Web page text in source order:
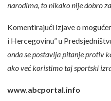
narodima, to nikako nije dobro
Komentirajući izjave o
i Hercegovinu” u
onda se postavlja pitanje protiv
ako već koristimo taj sportski
www.abcportal.info